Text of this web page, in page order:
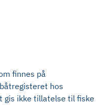
finnes på
hos
gis ikke tillatelse til fiske